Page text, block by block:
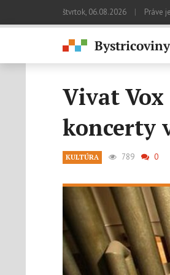
štvrtok, 06.08.2026 | Práve
Vivat Vox
koncerty
KULTÚRA 789 0